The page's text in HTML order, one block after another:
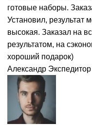
готовые наборы.
Установил, результат
высокая. Заказал на
результатом, на
хороший подарок)
Александр Экспедитор